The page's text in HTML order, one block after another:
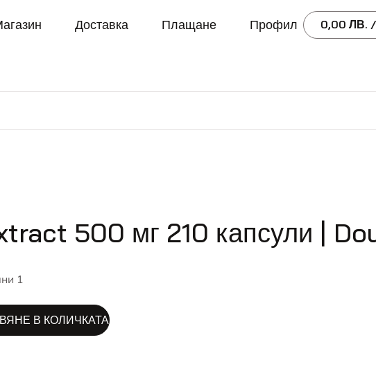
Доставка Плащане Профил 0,00 ЛВ.
500 мг 210 капсули |
1
В КОЛИЧКАТА